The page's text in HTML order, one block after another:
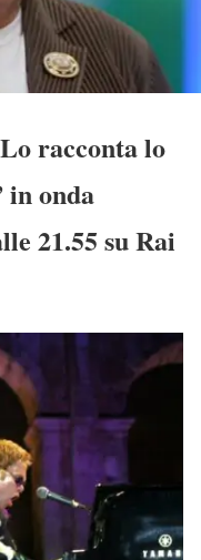
racconta lo
in onda
21.55 su Rai